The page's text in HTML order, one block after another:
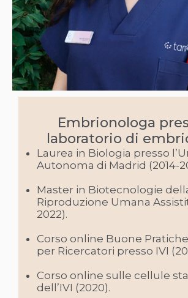
Embrionologa
laboratorio di
Laurea in Biologia presso
Autonoma di Madrid (2014-
Master in Biotecnologie
Riproduzione Umana
2022).
Corso online Buone
per Ricercatori presso IVI
Corso online sulle cellule
dell’IVI (2020).